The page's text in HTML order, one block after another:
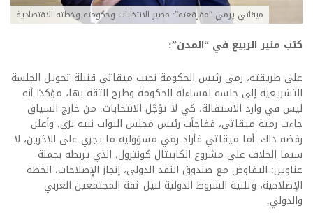
ميقاتي يرمي “مفرقعته”: مصير الانتخابات وحكومته وخطته الاقتصادية
كتب منير الربيع في “المدن”:
على طريقته، رمى رئيس الحكومة نجيب ميقاتي قنبلة تحويل الجلسة
التشريعية إلى جلسة لمساءلة الحكومة وطرح الثقة بها، مؤكدًا أنه
ليس في وارد الاستقالة، كي لا تؤجّل الانتخابات. من خارج السياق
جاءت رمية ميقاتي، ففاجأت رئيس مجلس النواب نبيه برّي، وأعلن
رفضه ذلك. أما ميقاتي فأراد رمي مسؤولية ما يجري على الآخرين، لا
سيما الخلاف على مشروع الكابيتال كونترول، الذي يربطه بجملة
عناوين: التفاوض مع صندوق النقد الدولي، إنجاز الإصلاحات، الخطة
الإصلاحية، وتلبية الشروط الدولية لنيل ثقة المجتمعين العربي
والدولي.